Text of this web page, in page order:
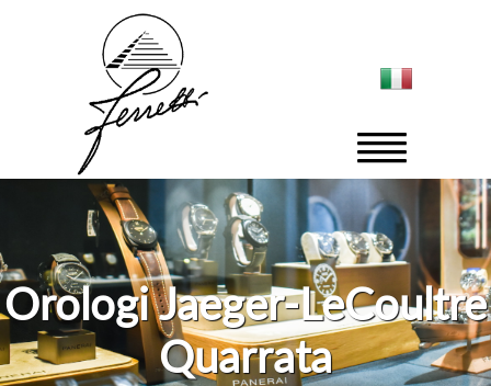
Orologi Jaeger-LeCoultre
Quarrata